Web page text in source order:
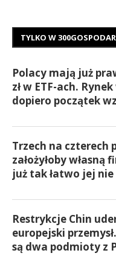
TYLKO W
Polacy mają już
zł w ETF-ach.
dopiero początek
Trzech na czterech
założyłoby własną
już tak łatwo jej
Restrykcje Chin
europejski
są dwa podmioty z